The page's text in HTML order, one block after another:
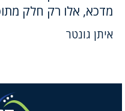
מדכא, אלו רק חלק
איתן גונטר